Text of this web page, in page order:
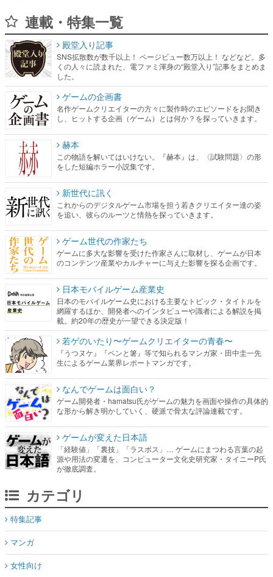
連載・特集一覧
殿堂入り記事
SNS拡散数が数千以上！ ページビュー数万以上！ などなど。多
くの人々に読まれた、電ファミ渾身の“殿堂入り”記事をまとめま
した。
ゲームの企画書
名作ゲームクリエイターの方々に製作時のエピソードをお聞き
し、ヒットする企画（ゲーム）とは何か？を探っていきます。
赫本
この物語を解いてはいけない。『赫本』は、〈試験問題〉の形
をした短編ホラー小説集です。
新世代に訊く
これからのデジタルゲーム市場を担う若きクリエイター達の姿
を追い、彼らのルーツと情熱を探っていきます。
ゲーム世代の作家たち
ゲームに多大な影響を受けた作家さんに取材し、ゲームが日本
のコンテンツ産業やカルチャーに与えた影響を探る企画です。
日本モバイルゲーム産業史
日本のモバイルゲーム史における主要なトピック・タイトルを
網羅するほか、開発者へのインタビューや識者による解説を掲
載。約20年の歴史が一望できる決定版！
若ゲのいたり〜ゲームクリエイターの青春〜
『うつヌケ』『ペンと箸』等で知られるマンガ家・田中圭一先
生によるゲーム業界レポートマンガです。
なんでゲームは面白い？
ゲーム開発者・hamatsu氏がゲームの魅力を画面や操作の具体的
な形から解き明かしていく、硬派で骨太な評論連載です。
ゲームが変えた日本語
「経験値」「裏技」「ラスボス」… ゲームにまつわる言葉の起
源や用法の変遷を、コンピューター文化史研究家・タイニーP氏
が徹底調査。
カテゴリ
特集記事
マンガ
女性向け